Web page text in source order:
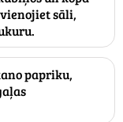
sāli,
papriku,